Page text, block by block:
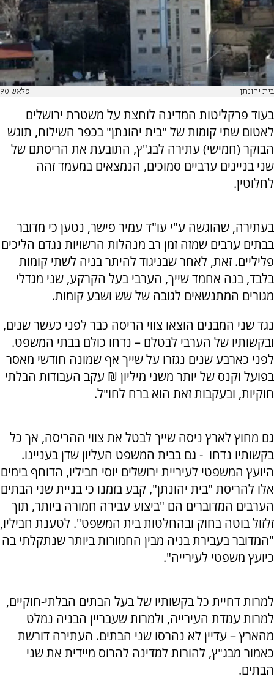
בית יהונתן פלאש 90
בעוד פרקליטות המדינה לוחצת על משטרת ירושלים
לאטום שתי קומות של "בית יהונתן" בכפר השילוח, תוגש
הבוקר (חמישי) עתירה לבג"ץ, התובעת את הריסתם של
שני בניינים ערביים סמוכים, הנמצאים במעמד זהה
לחלוטין.
בעתירה, שהוגשה ע"י עו"ד עמיר פישר, נטען כי מדובר
בבתים ערבים שמזה זמן רב מנהלות הרשויות נגדם הליכים
פליליים. זאת, לאחר שבניגוד להיתר בניה לשתי קומות
בלבד, בנה אחמד שייך, הערבי בעל הקרקע, שני מגדלי
מגורים המתנשאים לגובה של שש ושבע קומות.
נגד שני המבנים הוצאו צווי הריסה כבר לפני כעשר שנים,
ובקשותיו של הערבי לבטלם – נדחו כולם בבתי המשפט.
לפני כארבע שנים נגזרו על שייך אף שמונה חודשי מאסר
בפועל וקנס של יותר משני מיליון ₪ עקב העבודות הבלתי
חוקיות, ובעקבות זאת הוא ברח לחו"ל.
גם מחוץ לארץ ניסה שייך לבטל את צווי ההריסה, אך כל
בקשותיו נדחו - גם בבית המשפט העליון שדן בעניינו.
היועץ המשפטי לעיריית ירושלים יוסי חביליו, הדוחף בימים
אלו להריסת "בית יהונתן", קבע בזמנו כי בניית שני הבתים
הערבים המדוברים הם "ביצוע עבירה חמורה ביותר, תוך
זלזול בוטה בחוק ובהחלטות בית המשפט". לטענת חביליו,
"המדובר בעבירת בניה מבין החמורות ביותר שנתקלתי בה
כיועץ משפטי לעירייה".
למרות דחיית כל בקשותיו של בעל הבתים הבלתי-חוקיים,
למרות עמדת העירייה, ולמרות שעבריין הבניה נמלט
מהארץ – עדיין לא נהרסו שני הבתים. העתירה דורשת
כאמור מבג"ץ, להורות למדינה להרוס מיידית את שני
הבתים.